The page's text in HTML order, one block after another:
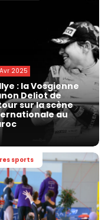
2025
: la Vosgienne
Deliot de
sur la scène
au
sports